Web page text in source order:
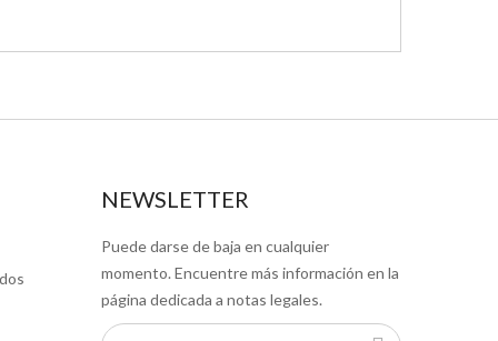
NEWSLETTER
Puede darse de baja en cualquier
momento. Encuentre más información en la
página dedicada a notas legales.